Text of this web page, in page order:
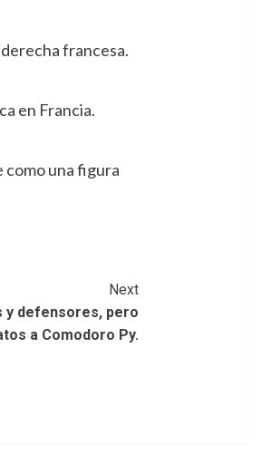
francesa.
en Francia.
como una figura
Next
y defensores, pero
a Comodoro Py.